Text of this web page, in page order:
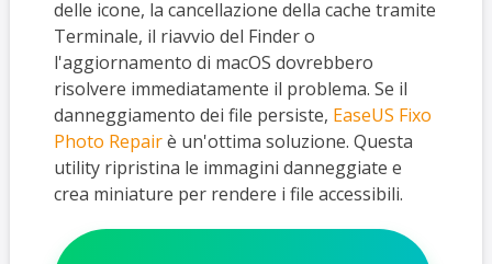
delle icone, la cancellazione della cache tramite
Terminale, il riavvio del Finder o
l'aggiornamento di macOS dovrebbero
risolvere immediatamente il problema. Se il
danneggiamento dei file persiste, EaseUS Fixo
Photo Repairè un'ottima soluzione. Questa
utility ripristina le immagini danneggiate e
crea miniature per rendere i file accessibili.